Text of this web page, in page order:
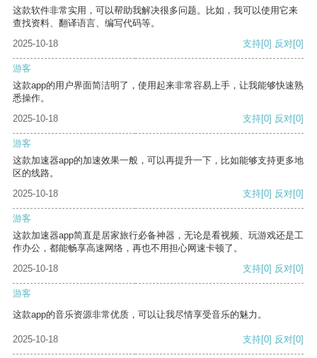
这款软件非常实用，可以帮助我解决很多问题。比如，我可以使用它来
查找资料、翻译语言、编写代码等。
2025-10-18
支持[0] 反对[0]
游客
这款app的用户界面简洁明了，使用起来非常容易上手，让我能够快速熟
悉操作。
2025-10-18
支持[0] 反对[0]
游客
这款加速器app的加速效果一般，可以再提升一下，比如能够支持更多地
区的线路。
2025-10-18
支持[0] 反对[0]
游客
这款加速器app简直是居家旅行必备神器，无论是看视频、玩游戏还是工
作办公，都能畅享高速网络，再也不用担心网速卡顿了。
2025-10-18
支持[0] 反对[0]
游客
这款app的音乐资源非常优质，可以让我尽情享受音乐的魅力。
2025-10-18 支持[0] 反对[0]